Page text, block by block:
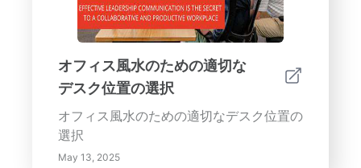
オフィス風水のための適切な
デスク位置の選択
オフィス風水のための適切なデスク位置の
選択
May 13, 2025